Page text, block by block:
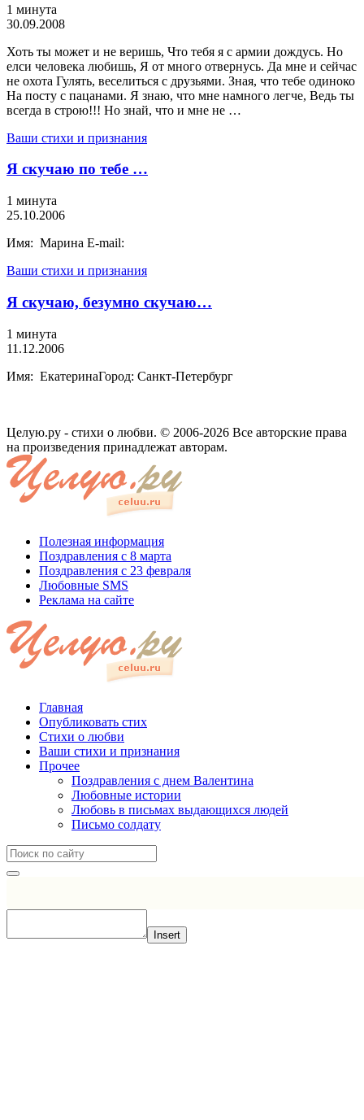
1 минута
30.09.2008
Хоть ты может и не веришь, Что тебя я с армии дождусь. Но
елси человека любишь, Я от много отвернусь. Да мне и сейчас
не охота Гулять, веселиться с друзьями. Зная, что тебе одиноко
На посту с пацанами. Я знаю, что мне намного легче, Ведь ты
всегда в строю!!! Но знай, что и мне не …
Ваши стихи и признания
Я скучаю по тебе …
1 минута
25.10.2006
Имя: Марина E-mail:
Ваши стихи и признания
Я скучаю, безумно скучаю…
1 минута
11.12.2006
Имя: ЕкатеринаГород: Санкт-Петербург
Целую.ру - стихи о любви. © 2006-2026 Все авторские права
на произведения принадлежат авторам.
Полезная информация
Поздравления с 8 марта
Поздравления с 23 февраля
Любовные SMS
Реклама на сайте
Главная
Опубликовать стих
Стихи о любви
Ваши стихи и признания
Прочее
Поздравления с днем Валентина
Любовные истории
Любовь в письмах выдающихся людей
Письмо солдату
Insert